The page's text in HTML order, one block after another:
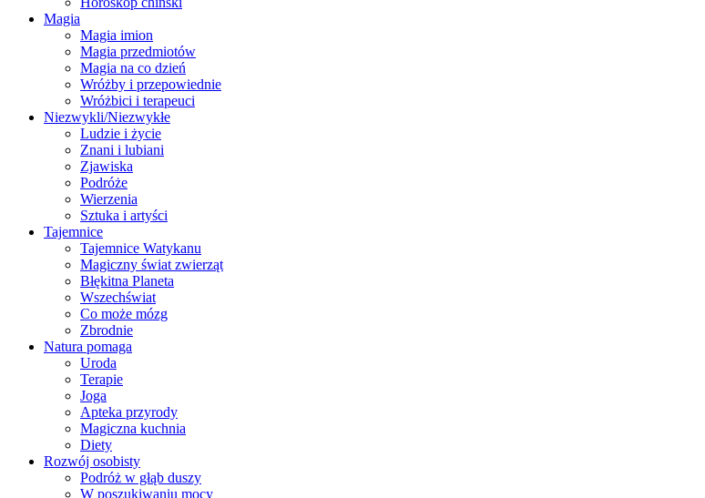
Magia
Magia imion
Magia przedmiotów
Magia na co dzień
Wróżby i przepowiednie
Wróżbici i terapeuci
Niezwykli/Niezwykłe
Ludzie i życie
Znani i lubiani
Zjawiska
Podróże
Wierzenia
Sztuka i artyści
Tajemnice
Tajemnice Watykanu
Magiczny świat zwierząt
Błękitna Planeta
Wszechświat
Co może mózg
Zbrodnie
Natura pomaga
Uroda
Terapie
Joga
Apteka przyrody
Magiczna kuchnia
Diety
Rozwój osobisty
Podróż w głąb duszy
W poszukiwaniu mocy